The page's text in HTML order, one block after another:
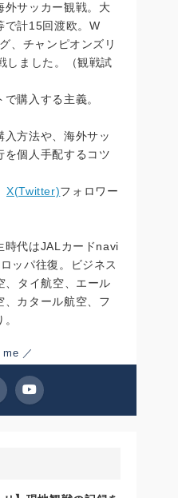
外サッカー観戦。大
で計15回渡欧。W
、チャンピオンズリ
しました。（観戦試
購入する主義。
方法や、海外サッ
を個人手配するコツ
X(Twitter)フォロワー
時代はJALカードnavi
ッパ往復。ビジネス
、タイ航空、エール
、カタール航空、フ
／